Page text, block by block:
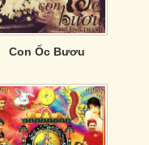
Con Ốc Bươu